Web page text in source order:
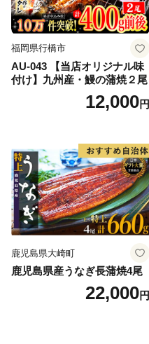
福岡県行橋市
AU-043 【当店オリジナル味
付け】九州産・鰻の蒲焼２尾
12,000円
鹿児島県大崎町
鹿児島県産うなぎ長蒲焼4尾
22,000円